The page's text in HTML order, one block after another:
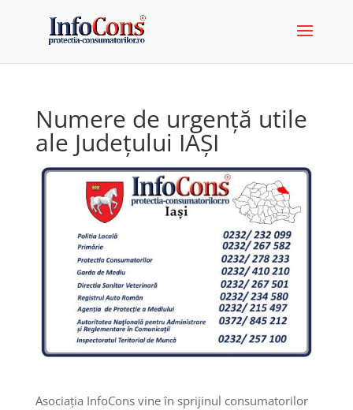
Numere de urgență utile
ale Județului IAȘI
Asociația InfoCons vine în sprijinul consumatorilor